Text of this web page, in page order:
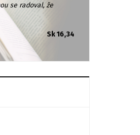
se radoval, že
Sk 16,34